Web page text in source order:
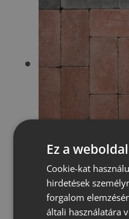
Ez a
Cookie-kat
hirdetések
forgalom
általi használatára